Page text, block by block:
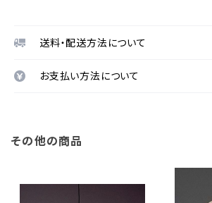
送料・配送方法について
お支払い方法について
その他の商品